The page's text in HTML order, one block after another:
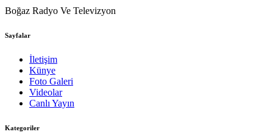
Boğaz Radyo Ve Televizyon
Sayfalar
İletişim
Künye
Foto Galeri
Videolar
Canlı Yayın
Kategoriler